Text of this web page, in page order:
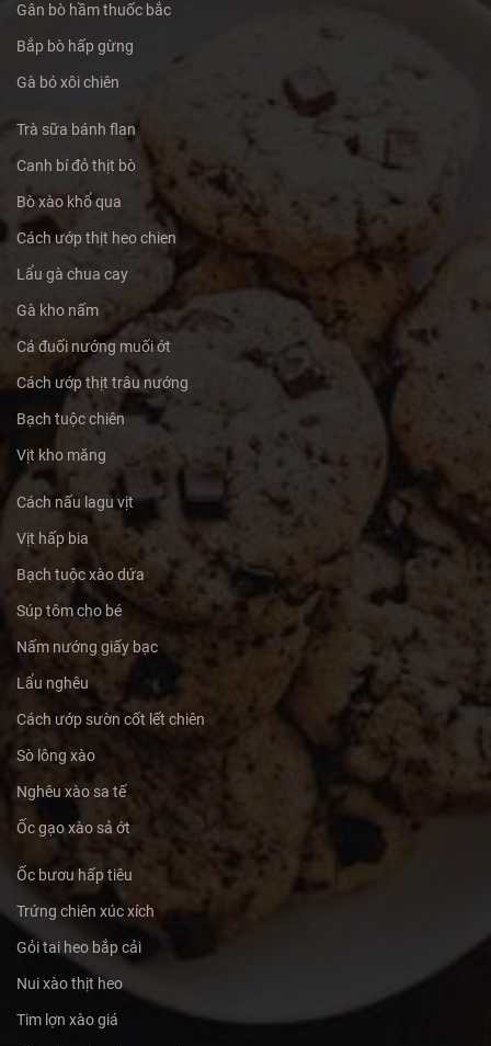
Gân bò hầm thuốc bắc
Bắp bò hấp gừng
Gà bó xôi chiên
Trà sữa bánh flan
Canh bí đỏ thịt bò
Bò xào khổ qua
Cách ướp thịt heo chien
Lẩu gà chua cay
Gà kho nấm
Cá đuối nướng muối ớt
Cách ướp thịt trâu nướng
Bạch tuộc chiên
Vịt kho măng
Cách nấu lagu vịt
Vịt hấp bia
Bạch tuộc xào dứa
Súp tôm cho bé
Nấm nướng giấy bạc
Lẩu nghêu
Cách ướp sườn cốt lết chiên
Sò lông xào
Nghêu xào sa tế
Ốc gạo xào sả ớt
Ốc bươu hấp tiêu
Trứng chiên xúc xích
Gỏi tai heo bắp cải
Nui xào thịt heo
Tim lợn xào giá